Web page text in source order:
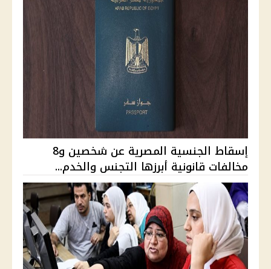
إسقاط الجنسية المصرية عن شخصين و8
مخالفات قانونية أبرزها التجنس والخدم...